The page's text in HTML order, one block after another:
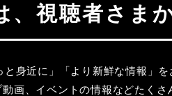
、視聴者さ
と身近に」「より新鮮な情報」
画、イベントの情報などたくさ